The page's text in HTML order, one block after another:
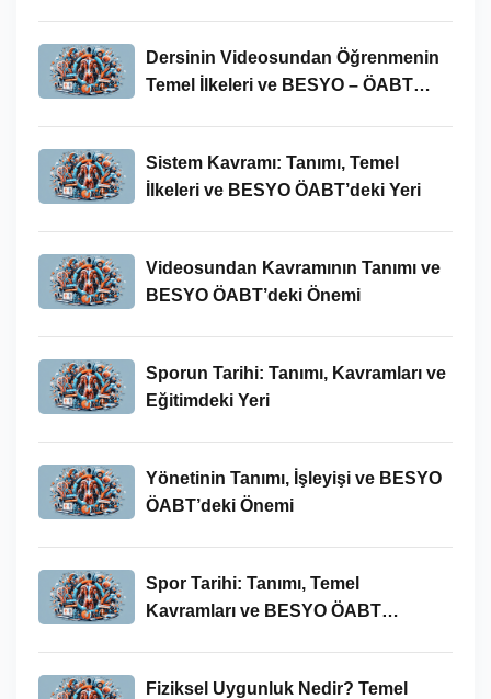
Dersinin Videosundan Öğrenmenin
Temel İlkeleri ve BESYO – ÖABT
Sistem Kavramı: Tanımı, Temel
İlkeleri ve BESYO ÖABT’deki Yeri
Videosundan Kavramının Tanımı ve
BESYO ÖABT’deki Önemi
Sporun Tarihi: Tanımı, Kavramları ve
Eğitimdeki Yeri
Yönetinin Tanımı, İşleyişi ve BESYO
ÖABT’deki Önemi
Spor Tarihi: Tanımı, Temel
Kavramları ve BESYO ÖABT
Fiziksel Uygunluk Nedir? Temel